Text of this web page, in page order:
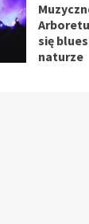
się
naturze